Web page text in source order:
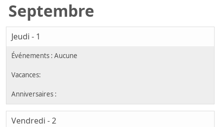
Septembre
Jeudi - 1
Vendredi - 2